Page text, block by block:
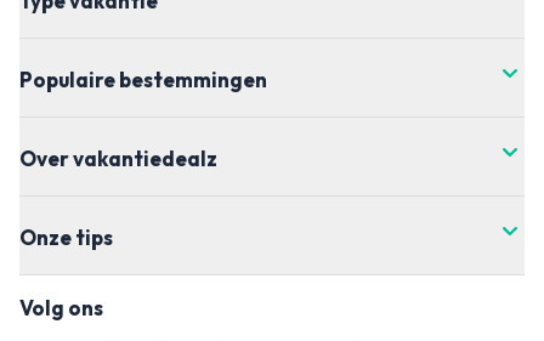
Populaire bestemmingen
Over vakantiedealz
Onze tips
Volg ons